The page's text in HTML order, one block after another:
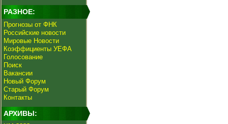
РАЗНОЕ:
Прогнозы от ФНК
Российские новости
Мировые Новости
Коэффициенты УЕФА
Голосование
Поиск
Вакансии
Новый Форум
Старый Форум
Контакты
АРХИВЫ: